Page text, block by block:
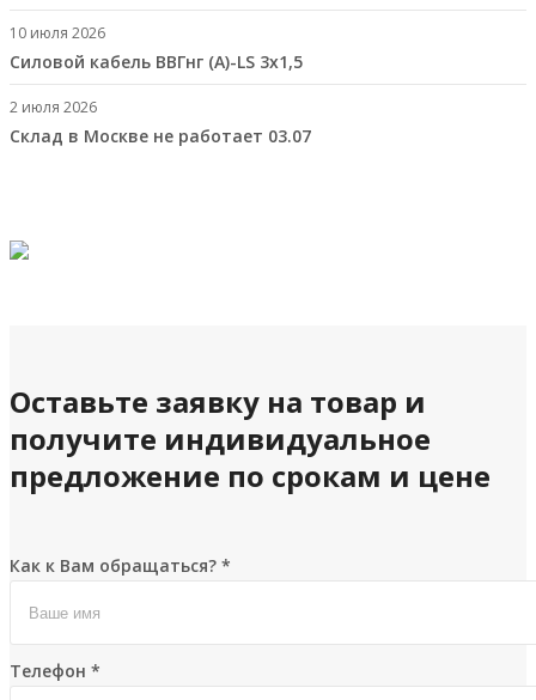
10 июля 2026
Cиловой кабель ВВГнг (A)-LS 3х1,5
2 июля 2026
Склад в Москве не работает 03.07
Оставьте заявку на товар и
получите индивидуальное
предложение по срокам и цене
Как к Вам обращаться? *
Телефон *